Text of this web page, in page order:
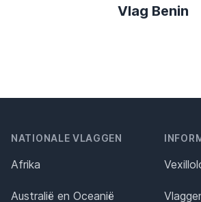
Vlag Benin
NATIONALE VLAGGEN
Afrika
Australië en Oceanië